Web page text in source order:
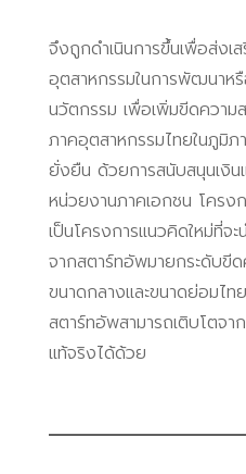
จึงถูกดำเนินการขึ้นเพื่อส่งเ
อุตสาหกรรมในการพัฒนาหรื
นวัตกรรม เพื่อเพิ่มขีดความ
ภาคอุตสาหกรรมไทยในภูมิภ
ยั่งยืน ด้วยการสนับสนุนเงิน
หน่วยงานภาคเอกชน โครง
เป็นโครงการแนวคิดใหม่ที่จ
จากสตาร์ทอัพมายกระดับขี
ขนาดกลางและขนาดย่อมไท
สตาร์ทอัพสามารถเติบโตจ
แท้จริงได้ด้วย